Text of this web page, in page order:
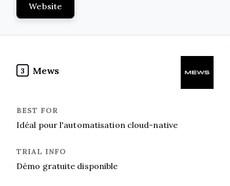
Website
3 Mews
Idéal pour l'automatisation cloud-native
Démo gratuite disponible